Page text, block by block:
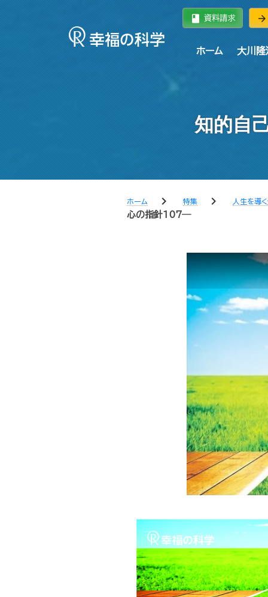
book 資料請求 arrow_forward
ホーム 大川隆
知的自
ホーム chevron_right 特集 chevron_right 人生を導
心の指針107―